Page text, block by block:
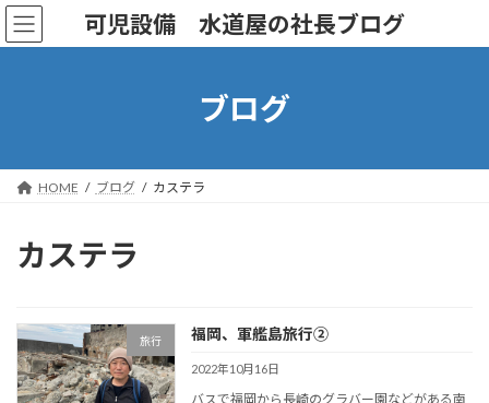
コ
ン
ナ
ビ
可児設備 水道屋の社長ブログ
ブログ
HOME ブログ カステラ
カステラ
旅行 福岡、軍艦島旅行②
2022年10月16日
バスで福岡から長崎のグラバー園などがある南